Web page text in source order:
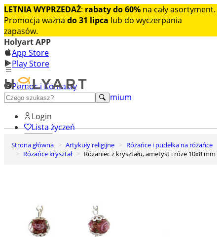
LETNIA WYPRZEDAŻ: rabaty do 60% na cały asortyment.
Promocja ważna do 31 lipca lub do wyczerpania
zapasów.
Holyart APP
App Store
Play Store
Pomoc i Kontakty
+48 222 922 860
Odkryj premium
Login
Lista życzeń
0
Koszyk
Strona główna Artykuły religijne
Różańce i pudełka na różańce
Różańce kryształ
Różaniec z kryształu, ametyst i róże 10x8 mm